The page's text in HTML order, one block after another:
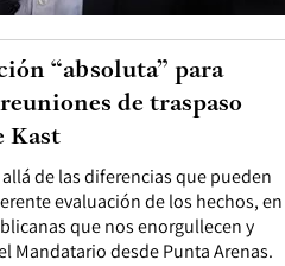
de las diferencias que pueden
evaluación de los hechos, en
que nos enorgullecen y
Mandatario desde Punta Arenas.
“absoluta” para
de traspaso
Kast